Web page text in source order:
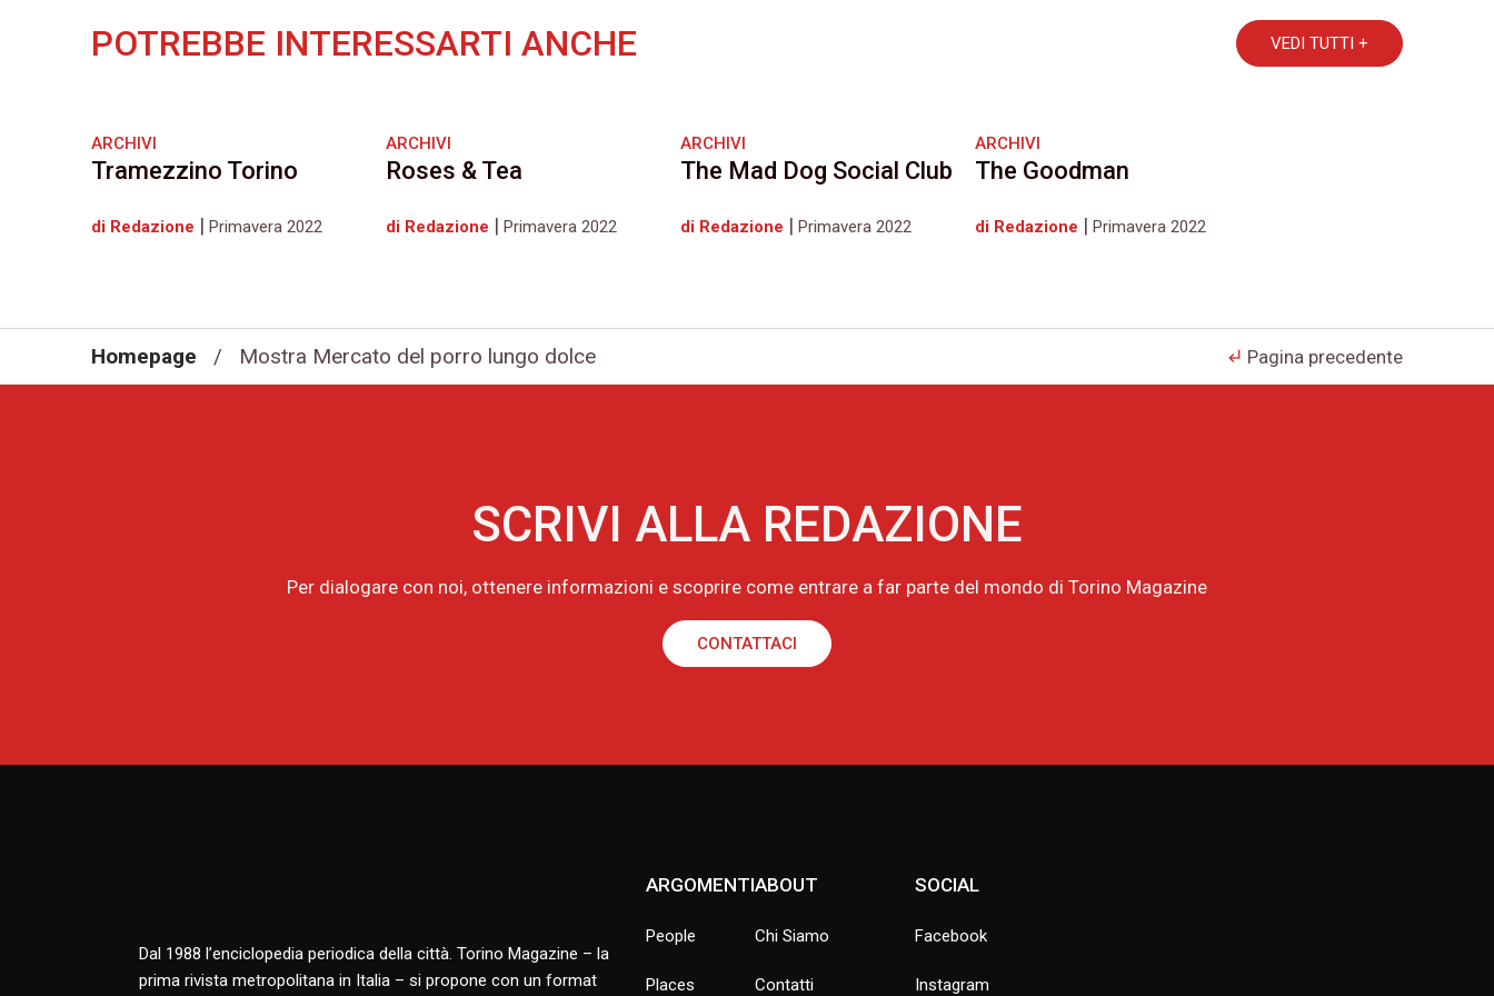
POTREBBE INTERESSARTI ANCHE VEDI TUTTI +
ARCHIVI
Tramezzino Torino
di Redazione | Primavera 2022
ARCHIVI
Roses & Tea
di Redazione | Primavera 2022
ARCHIVI
The Mad Dog Social Club
di Redazione | Primavera 2022
ARCHIVI
The Goodman
di Redazione | Primavera 2022
Homepage / Mostra Mercato del porro lungo dolce subdirectory_arrow_left Pagina precedente
SCRIVI ALLA REDAZIONE
Per dialogare con noi, ottenere informazioni e scoprire come entrare a far parte del mondo di Torino Magazine
CONTATTACI
Dal 1988 l’enciclopedia periodica della città. Torino Magazine – la
prima rivista metropolitana in Italia – si propone con un format
ARGOMENTI
People
Places
ABOUT
Chi Siamo
Contatti
SOCIAL
Facebook
Instagram